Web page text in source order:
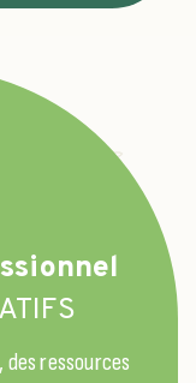
ressources